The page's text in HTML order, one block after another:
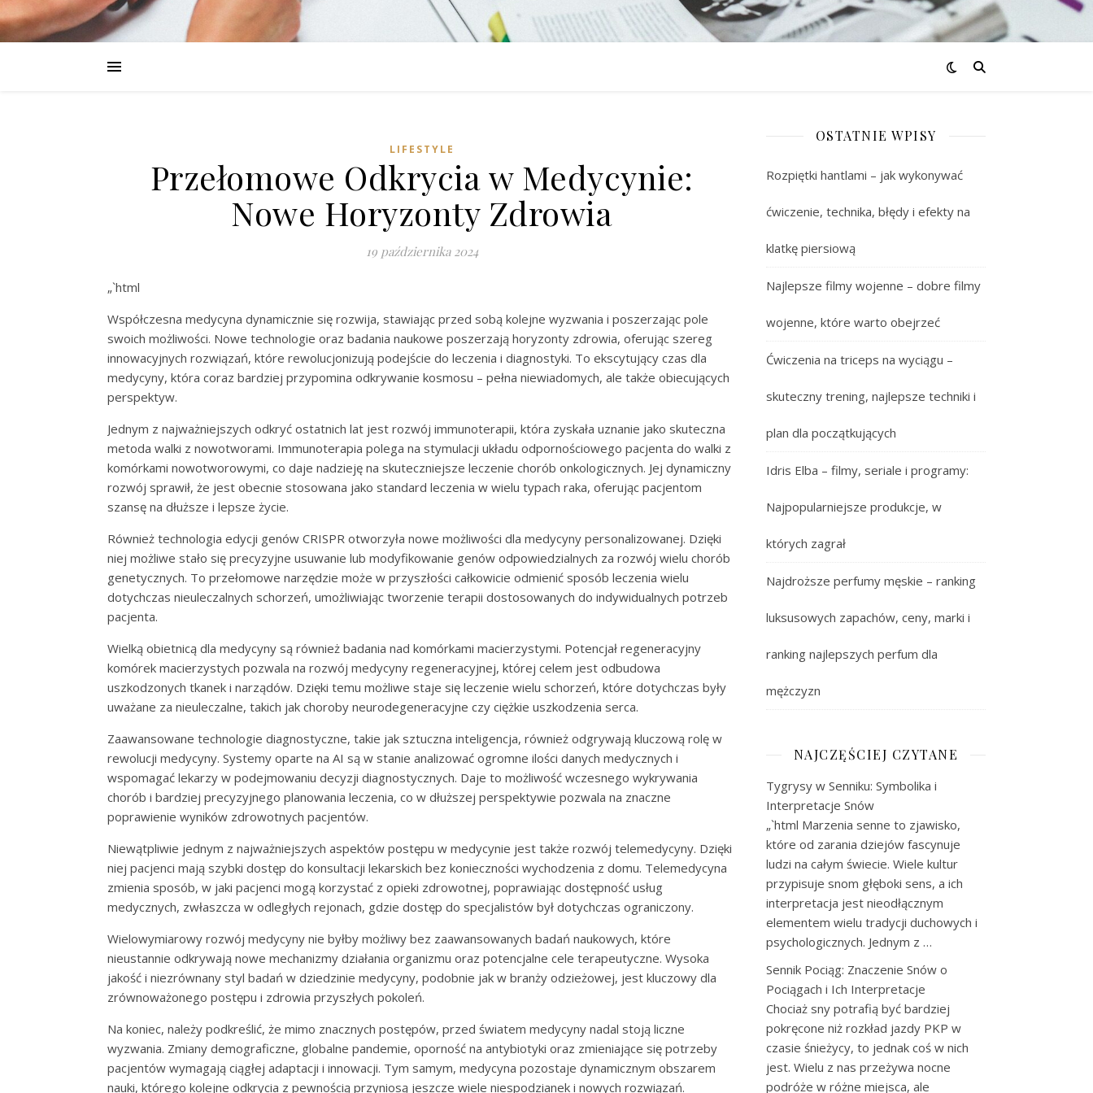
LIFESTYLE
Przełomowe Odkrycia w Medycynie:
Nowe Horyzonty Zdrowia
19 października 2024
„`html
Współczesna medycyna dynamicznie się rozwija, stawiając przed sobą kolejne wyzwania i poszerzając pole
swoich możliwości. Nowe technologie oraz badania naukowe poszerzają horyzonty zdrowia, oferując szereg
innowacyjnych rozwiązań, które rewolucjonizują podejście do leczenia i diagnostyki. To ekscytujący czas dla
medycyny, która coraz bardziej przypomina odkrywanie kosmosu – pełna niewiadomych, ale także obiecujących
perspektyw.
Jednym z najważniejszych odkryć ostatnich lat jest rozwój immunoterapii, która zyskała uznanie jako skuteczna
metoda walki z nowotworami. Immunoterapia polega na stymulacji układu odpornościowego pacjenta do walki z
komórkami nowotworowymi, co daje nadzieję na skuteczniejsze leczenie chorób onkologicznych. Jej dynamiczny
rozwój sprawił, że jest obecnie stosowana jako standard leczenia w wielu typach raka, oferując pacjentom
szansę na dłuższe i lepsze życie.
Również technologia edycji genów CRISPR otworzyła nowe możliwości dla medycyny personalizowanej. Dzięki
niej możliwe stało się precyzyjne usuwanie lub modyfikowanie genów odpowiedzialnych za rozwój wielu chorób
genetycznych. To przełomowe narzędzie może w przyszłości całkowicie odmienić sposób leczenia wielu
dotychczas nieuleczalnych schorzeń, umożliwiając tworzenie terapii dostosowanych do indywidualnych potrzeb
pacjenta.
Wielką obietnicą dla medycyny są również badania nad komórkami macierzystymi. Potencjał regeneracyjny
komórek macierzystych pozwala na rozwój medycyny regeneracyjnej, której celem jest odbudowa
uszkodzonych tkanek i narządów. Dzięki temu możliwe staje się leczenie wielu schorzeń, które dotychczas były
uważane za nieuleczalne, takich jak choroby neurodegeneracyjne czy ciężkie uszkodzenia serca.
Zaawansowane technologie diagnostyczne, takie jak sztuczna inteligencja, również odgrywają kluczową rolę w
rewolucji medycyny. Systemy oparte na AI są w stanie analizować ogromne ilości danych medycznych i
wspomagać lekarzy w podejmowaniu decyzji diagnostycznych. Daje to możliwość wczesnego wykrywania
chorób i bardziej precyzyjnego planowania leczenia, co w dłuższej perspektywie pozwala na znaczne
poprawienie wyników zdrowotnych pacjentów.
Niewątpliwie jednym z najważniejszych aspektów postępu w medycynie jest także rozwój telemedycyny. Dzięki
niej pacjenci mają szybki dostęp do konsultacji lekarskich bez konieczności wychodzenia z domu. Telemedycyna
zmienia sposób, w jaki pacjenci mogą korzystać z opieki zdrowotnej, poprawiając dostępność usług
medycznych, zwłaszcza w odległych rejonach, gdzie dostęp do specjalistów był dotychczas ograniczony.
Wielowymiarowy rozwój medycyny nie byłby możliwy bez zaawansowanych badań naukowych, które
nieustannie odkrywają nowe mechanizmy działania organizmu oraz potencjalne cele terapeutyczne. Wysoka
jakość i niezrównany styl badań w dziedzinie medycyny, podobnie jak w branży odzieżowej, jest kluczowy dla
zrównoważonego postępu i zdrowia przyszłych pokoleń.
Na koniec, należy podkreślić, że mimo znacznych postępów, przed światem medycyny nadal stoją liczne
wyzwania. Zmiany demograficzne, globalne pandemie, oporność na antybiotyki oraz zmieniające się potrzeby
pacjentów wymagają ciągłej adaptacji i innowacji. Tym samym, medycyna pozostaje dynamicznym obszarem
nauki, którego kolejne odkrycia z pewnością przyniosą jeszcze wiele niespodzianek i nowych rozwiązań.
OSTATNIE WPISY
Rozpiętki hantlami – jak wykonywać
ćwiczenie, technika, błędy i efekty na
klatkę piersiową
Najlepsze filmy wojenne – dobre filmy
wojenne, które warto obejrzeć
Ćwiczenia na triceps na wyciągu –
skuteczny trening, najlepsze techniki i
plan dla początkujących
Idris Elba – filmy, seriale i programy:
Najpopularniejsze produkcje, w
których zagrał
Najdroższe perfumy męskie – ranking
luksusowych zapachów, ceny, marki i
ranking najlepszych perfum dla
mężczyzn
NAJCZĘŚCIEJ CZYTANE
Tygrysy w Senniku: Symbolika i
Interpretacje Snów
„`html Marzenia senne to zjawisko,
które od zarania dziejów fascynuje
ludzi na całym świecie. Wiele kultur
przypisuje snom głęboki sens, a ich
interpretacja jest nieodłącznym
elementem wielu tradycji duchowych i
psychologicznych. Jednym z …
Sennik Pociąg: Znaczenie Snów o
Pociągach i Ich Interpretacje
Chociaż sny potrafią być bardziej
pokręcone niż rozkład jazdy PKP w
czasie śnieżycy, to jednak coś w nich
jest. Wielu z nas przeżywa nocne
podróże w różne miejsca, ale